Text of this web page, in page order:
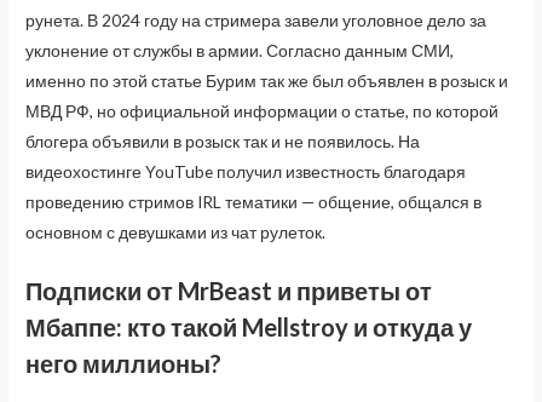
рунета. В 2024 году на стримера завели уголовное дело за
уклонение от службы в армии. Согласно данным СМИ,
именно по этой статье Бурим так же был объявлен в розыск и
МВД РФ, но официальной информации о статье, по которой
блогера объявили в розыск так и не появилось. На
видеохостинге YouTube получил известность благодаря
проведению стримов IRL тематики — общение, общался в
основном с девушками из чат рулеток.
Подписки от MrBeast и приветы от
Мбаппе: кто такой Mellstroy и откуда у
него миллионы?